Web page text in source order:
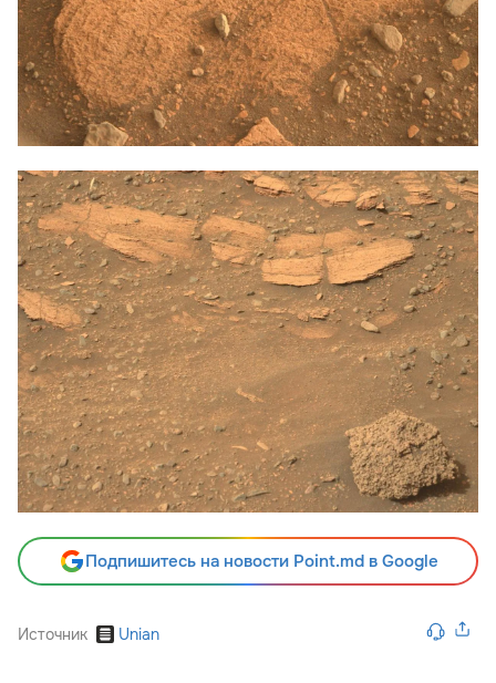
Подпишитесь на новости Point.md в Google
Источник Unian